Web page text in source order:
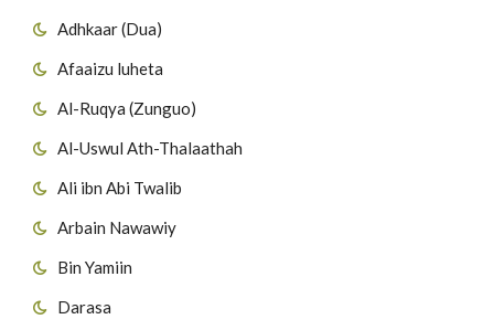
Adhkaar (Dua)
Afaaizu luheta
Al-Ruqya (Zunguo)
Al-Uswul Ath-Thalaathah
Ali ibn Abi Twalib
Arbain Nawawiy
Bin Yamiin
Darasa